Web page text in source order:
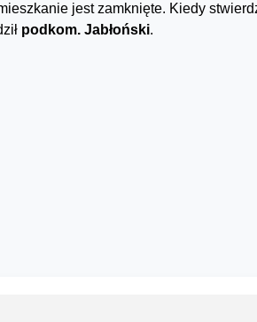
jest zamknięte. Kiedy
podkom. Jabłoński.